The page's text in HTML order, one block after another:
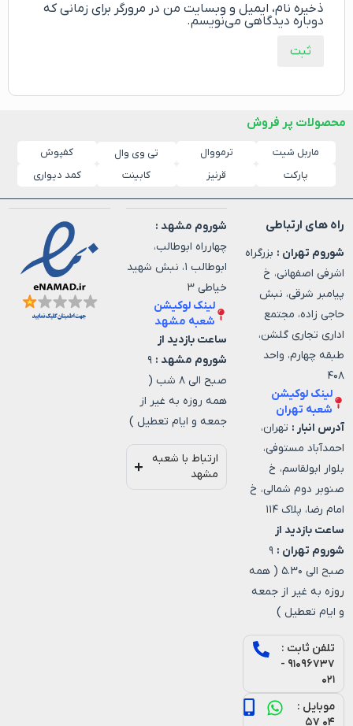
ذخیره نام، ایمیل و وبسایت من در مرورگر برای زمانی که
دوباره دیدگاهی می‌نویسم.
محصولات پر فروش
ماربل شیت ترمووال تی وی وال
کفپوش
پارکت
قرنیز کابینت کمد دیواری
راه های ارتباطی
شوروم تهران : بزرگراه
اشرفی اصفهانی، خ
پیامبر شرقی، نبش
حاجی زاده، مجتمع
اداری تجاری گلشن،
طبقه چهارم، واحد
۴۰۸
لینک لوکیشن
شعبه تهران
آدرس انبار : تهران،
احمدآباد مستوفی،
بلوار ابولقاسم، خ
صنوبر دوم شمالی، خ
امام رضا، پلاک ۱۱۴
ساعت بازدید از
شوروم تهران : ۹
صبح الی ۵.۳۰ ( همه
روزه به غیر از جمعه
و ایام تعطیل )
تلفن ثابت :
۹۱۰۹۶۷۳۷ -
۰۲۱
موبایل :
۰۴ ۵۷
شوروم مشهد :
چهارراه ابوطالب،
ابوطالب ۱، نبش شهید
خیاطی ۳
لینک لوکیشن
شعبه مشهد
ساعت بازدید از
شوروم مشهد : ۹
صبح الی ۸ شب (
همه روزه به غیر از
جمعه و ایام تعطیل )
ارتباط با شعبه
مشهد